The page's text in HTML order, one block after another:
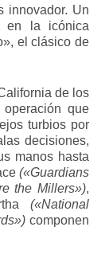
innovador. Un
en la icónica
el clásico de
de los
que
turbios por
decisiones,
manos hasta
(«Guardians
the Millers»),
(«National
componen